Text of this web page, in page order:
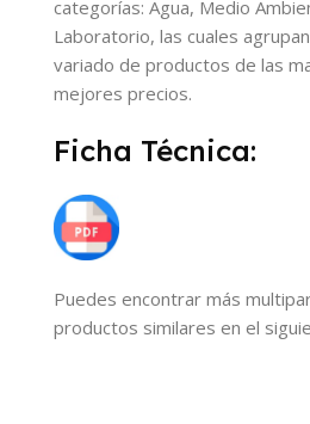
categorías: Agua, Medio
Laboratorio, las cuales
variado de productos de las
mejores precios.
Ficha Técnica:
Puedes encontrar más
productos similares en el